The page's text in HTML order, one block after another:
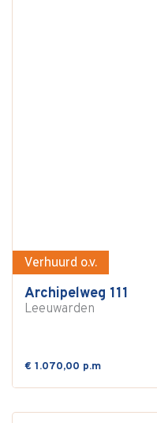
Verhuurd o.v.
Archipelweg 111
Leeuwarden
€ 1.070,00 p.m